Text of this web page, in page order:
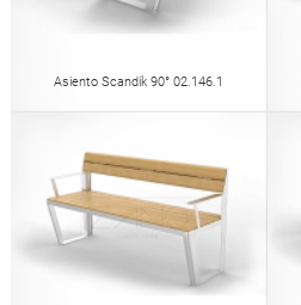
Asiento Scandik 90° 02.146.1